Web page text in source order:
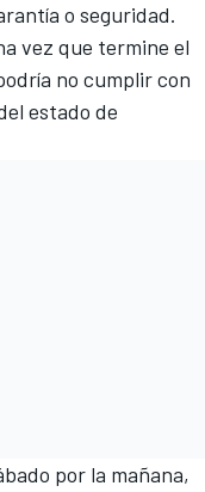
o seguridad.
vez que termine el
no cumplir con
estado de
por la mañana,